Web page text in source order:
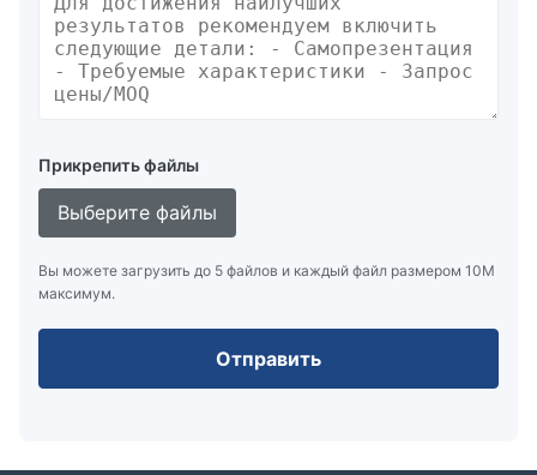
Прикрепить файлы
Выберите файлы
Вы можете загрузить до 5 файлов и каждый файл размером 10M
максимум.
Отправить